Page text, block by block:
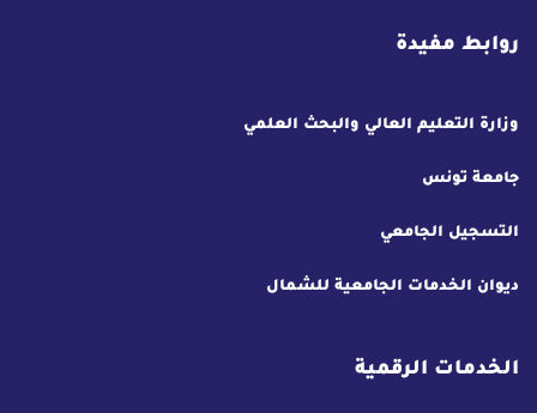
روابط مفيدة
وزارة التعليم العالي والبحث العلمي
جامعة تونس
التسجيل الجامعي
ديوان الخدمات الجامعية للشمال
الخدمات الرقمية